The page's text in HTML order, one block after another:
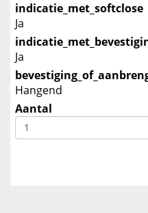
indicatie_met_softclose
Ja
Ja
Hangend
Aantal